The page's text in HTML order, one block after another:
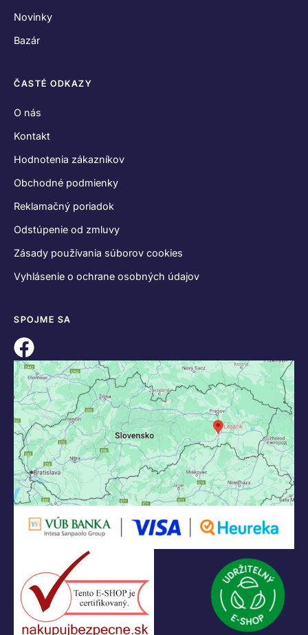
Novinky
Bazár
ČASTÉ ODKAZY
O nás
Kontakt
Hodnotenia zákazníkov
Obchodné podmienky
Reklamačný poriadok
Odstúpenie od zmluvy
Zásady používania súborov cookies
Vyhlásenie o ochrane osobných údajov
SPOJME SA